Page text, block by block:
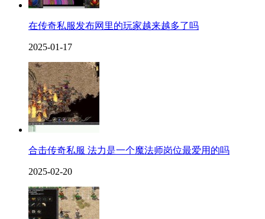
在传奇私服发布网里的玩家越来越多了吗
2025-01-17
合击传奇私服 法力是一个魔法师岗位最爱用的吗
2025-02-20